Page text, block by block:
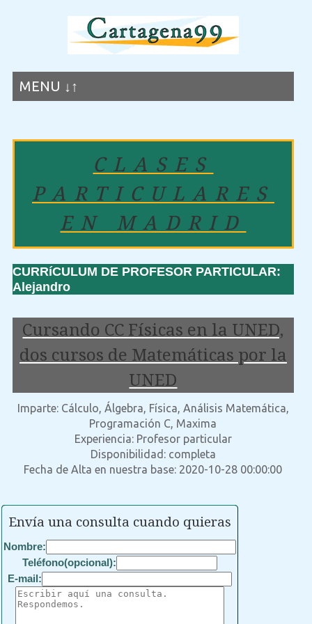
MENU ↓↑
CLASES
PARTICULARES
EN MADRID
CURRíCULUM DE PROFESOR PARTICULAR:
Alejandro
Cursando CC Físicas en la UNED,
dos cursos de Matemáticas por la
UNED
Imparte: Cálculo, Álgebra, Física, Análisis Matemática,
Programación C, Maxima
Experiencia: Profesor particular
Disponibilidad: completa
Fecha de Alta en nuestra base: 2020-10-28 00:00:00
Envía una consulta cuando quieras
Nombre:
Teléfono(opcional):
E-mail: